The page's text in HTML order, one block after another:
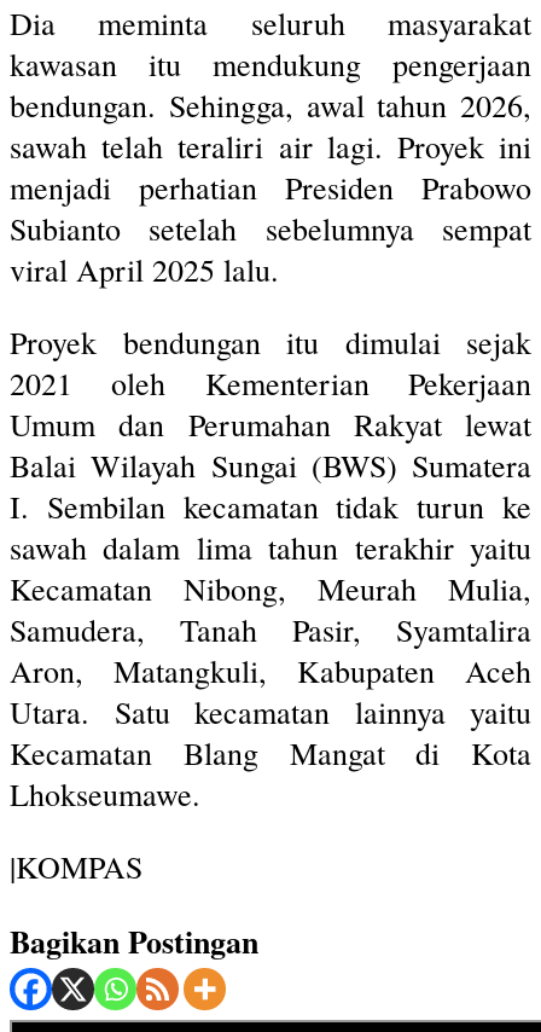
Dia meminta seluruh masyarakat
kawasan itu mendukung pengerjaan
bendungan. Sehingga, awal tahun 2026,
sawah telah teraliri air lagi. Proyek ini
menjadi perhatian Presiden Prabowo
Subianto setelah sebelumnya sempat
viral April 2025 lalu.
Proyek bendungan itu dimulai sejak
2021 oleh Kementerian Pekerjaan
Umum dan Perumahan Rakyat lewat
Balai Wilayah Sungai (BWS) Sumatera
I. Sembilan kecamatan tidak turun ke
sawah dalam lima tahun terakhir yaitu
Kecamatan Nibong, Meurah Mulia,
Samudera, Tanah Pasir, Syamtalira
Aron, Matangkuli, Kabupaten Aceh
Utara. Satu kecamatan lainnya yaitu
Kecamatan Blang Mangat di Kota
Lhokseumawe.
|KOMPAS
Bagikan Postingan